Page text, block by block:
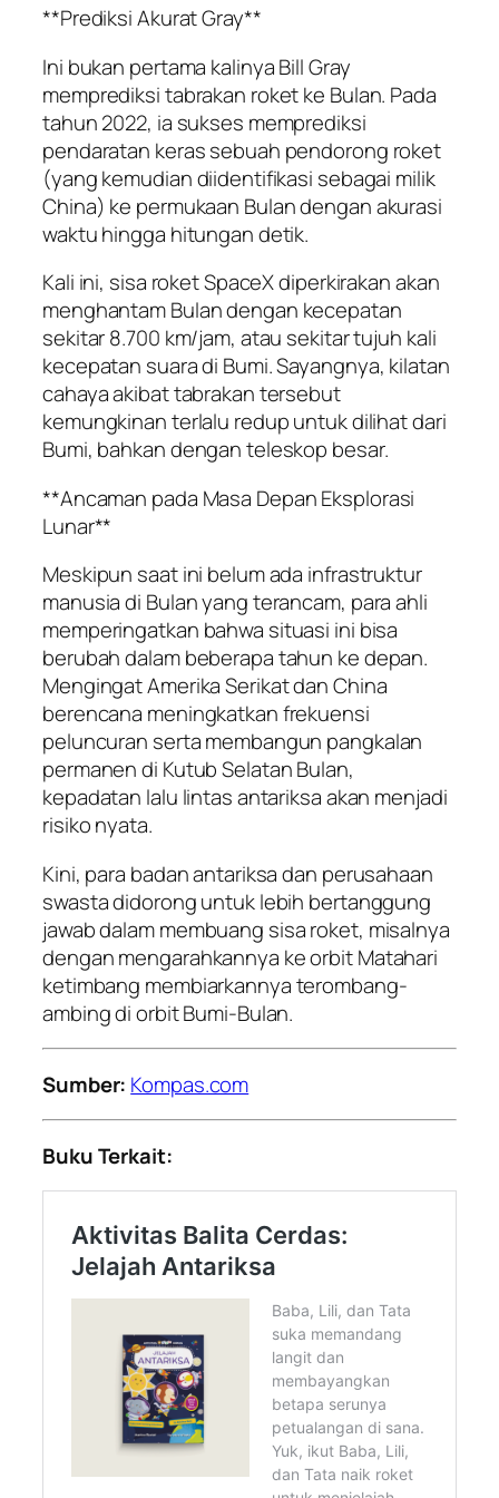
**Prediksi Akurat Gray**
Ini bukan pertama kalinya Bill Gray
memprediksi tabrakan roket ke Bulan. Pada
tahun 2022, ia sukses memprediksi
pendaratan keras sebuah pendorong roket
(yang kemudian diidentifikasi sebagai milik
China) ke permukaan Bulan dengan akurasi
waktu hingga hitungan detik.
Kali ini, sisa roket SpaceX diperkirakan akan
menghantam Bulan dengan kecepatan
sekitar 8.700 km/jam, atau sekitar tujuh kali
kecepatan suara di Bumi. Sayangnya, kilatan
cahaya akibat tabrakan tersebut
kemungkinan terlalu redup untuk dilihat dari
Bumi, bahkan dengan teleskop besar.
**Ancaman pada Masa Depan Eksplorasi
Lunar**
Meskipun saat ini belum ada infrastruktur
manusia di Bulan yang terancam, para ahli
memperingatkan bahwa situasi ini bisa
berubah dalam beberapa tahun ke depan.
Mengingat Amerika Serikat dan China
berencana meningkatkan frekuensi
peluncuran serta membangun pangkalan
permanen di Kutub Selatan Bulan,
kepadatan lalu lintas antariksa akan menjadi
risiko nyata.
Kini, para badan antariksa dan perusahaan
swasta didorong untuk lebih bertanggung
jawab dalam membuang sisa roket, misalnya
dengan mengarahkannya ke orbit Matahari
ketimbang membiarkannya terombang-
ambing di orbit Bumi-Bulan.
Sumber: Kompas.com
Buku Terkait: